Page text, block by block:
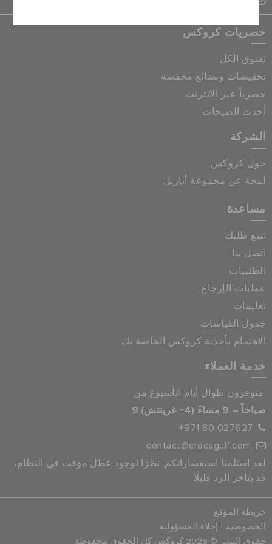
حصريات كروكس
تسوق الكل
تخفيضات وبضائع مخفضة
حصرياً عبر الانترنت
أحدث الصيحات
الشركة
حول كروكس
لمحة عن مجموعة أباريل
مساعدة
تتبع طلبك
اتصل بنا
الطلبيات
عمليات الإرجاع
تعليمات
جدول القياسات
الاهتمام بأحذية كروكس الخاصة بك
خدمة العملاء
متوفرون طوال أيام الأسبوع من:
9 صباحاً – 9 مساءً (4+ غرينتش)
+971 80 027627
contact@crocsgulf.com
لقد استلمنا استفساراتكم. نظرًا لوجود عطل مؤقت في النظام،
قد يتأخر الرد قليلًا
خريطة الموقع
الخصوصية |
إخلاء المسؤولية
حقوق النشر © 2026 كروكس كل الحقوق محفوظة